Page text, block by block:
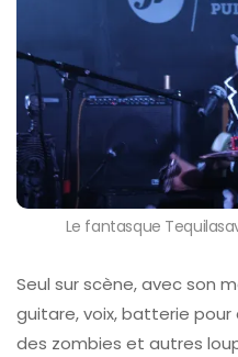
Le fantasque
Seul sur scène, avec son
guitare, voix, batterie
des zombies et autres